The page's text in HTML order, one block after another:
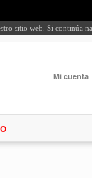
sitio web. Si continúa
Mi cuenta